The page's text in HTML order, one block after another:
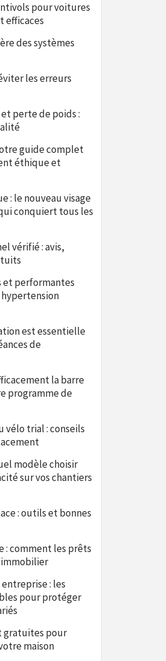
pour voitures
efficaces
des systèmes
les erreurs
perte de poids :
guide complet
éthique et
: le nouveau visage
conquiert tous les
vérifié : avis,
et performantes
est essentielle
de
la barre
programme de
vélo trial : conseils
modèle choisir
sur vos chantiers
: outils et bonnes
: comment les prêts
: les
pour protéger
gratuites pour
maison